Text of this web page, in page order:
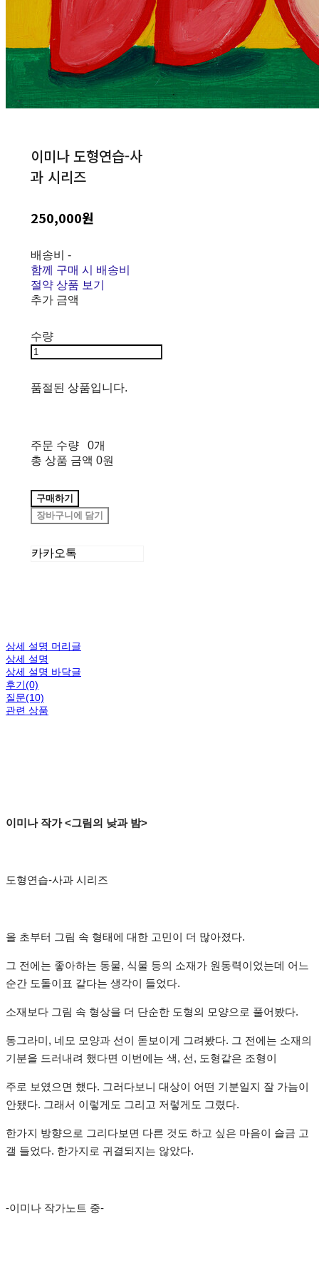
이미나 도형연습-사
과 시리즈
250,000원
배송비 -
함께 구매 시 배송비
절약 상품 보기
추가 금액
수량
품절된 상품입니다.
주문 수량
0개
총 상품 금액 0원
구매하기
장바구니에 담기
카카오톡
상세 설명 머리글
상세 설명
상세 설명 바닥글
후기(0)
질문(10)
관련 상품
이미나 작가 <그림의 낮과 밤>
도형연습-사과 시리즈
올 초부터 그림 속 형태에 대한 고민이 더 많아졌다.
그 전에는 좋아하는 동물, 식물 등의 소재가 원동력이었는데 어느
순간 도돌이표 같다는 생각이 들었다.
소재보다 그림 속 형상을 더 단순한 도형의 모양으로 풀어봤다.
동그라미, 네모 모양과 선이 돋보이게 그려봤다. 그 전에는 소재의
기분을 드러내려 했다면 이번에는 색, 선, 도형같은 조형이
주로 보였으면 했다. 그러다보니 대상이 어떤 기분일지 잘 가늠이
안됐다. 그래서 이렇게도 그리고 저렇게도 그렸다.
한가지 방향으로 그리다보면 다른 것도 하고 싶은 마음이 슬금 고
갤 들었다. 한가지로 귀결되지는 않았다.
-이미나 작가노트 중-